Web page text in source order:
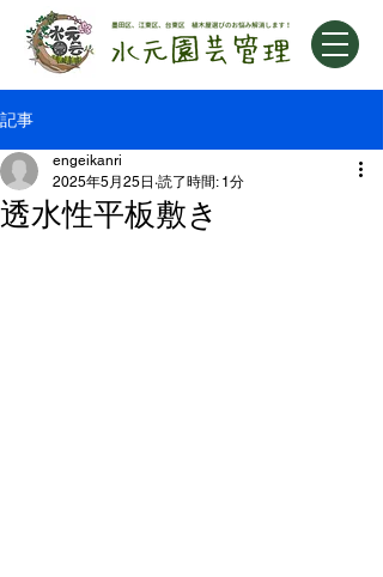
記事
透水性平板敷き
engeikanri
2025年5月25日 読了時間: 1分